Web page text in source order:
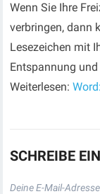
Wenn Sie Ihre
verbringen, dann
Lesezeichen mit
Entspannung
Weiterlesen:
SCHREIBE
Deine E-Mail-